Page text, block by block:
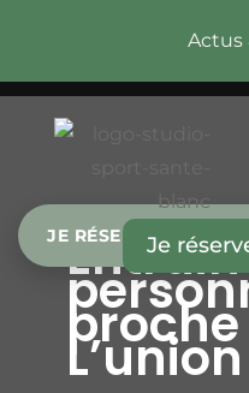
Actus
Je
L’union
JE RÉSERVE MA